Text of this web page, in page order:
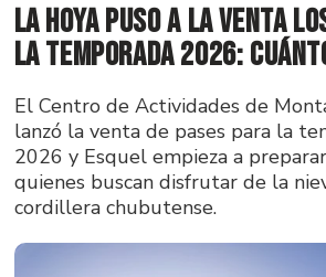
La Hoya puso a la venta
la temporada 2026:
El Centro de Actividades de
lanzó la venta de pases para la
2026 y Esquel empieza a
quienes buscan disfrutar de la
cordillera chubutense.